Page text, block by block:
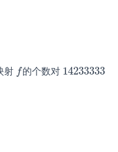
射 f
f 的个数对 14233333
14233333